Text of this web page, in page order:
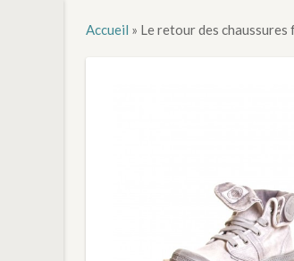
Accueil » Le retour des chaussures